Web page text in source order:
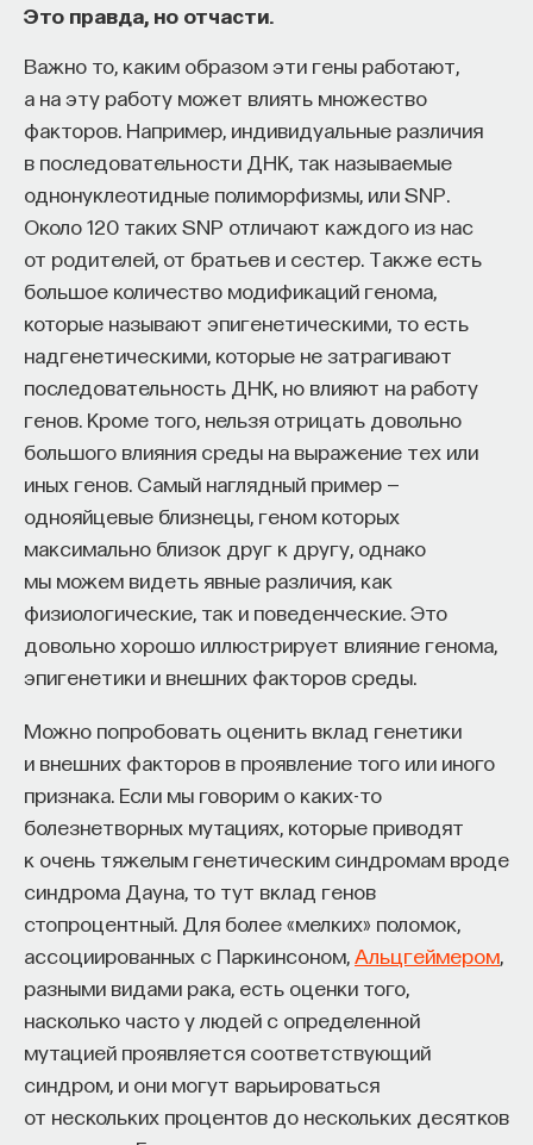
Это правда, но отчасти.
Важно то, каким образом эти гены работают,
а на эту работу может влиять множество
факторов. Например, индивидуальные различия
в последовательности ДНК, так называемые
однонуклеотидные полиморфизмы, или SNP.
Около 120 таких SNP отличают каждого из нас
от родителей, от братьев и сестер. Также есть
большое количество модификаций генома,
которые называют эпигенетическими, то есть
надгенетическими, которые не затрагивают
последовательность ДНК, но влияют на работу
генов. Кроме того, нельзя отрицать довольно
большого влияния среды на выражение тех или
иных генов. Самый наглядный пример —
однояйцевые близнецы, геном которых
максимально близок друг к другу, однако
мы можем видеть явные различия, как
физиологические, так и поведенческие. Это
довольно хорошо иллюстрирует влияние генома,
эпигенетики и внешних факторов среды.
Можно попробовать оценить вклад генетики
и внешних факторов в проявление того или иного
признака. Если мы говорим о каких-то
болезнетворных мутациях, которые приводят
к очень тяжелым генетическим синдромам вроде
синдрома Дауна, то тут вклад генов
стопроцентный. Для более «мелких» поломок,
ассоциированных с Паркинсоном, Альцгеймером
разными видами рака, есть оценки того,
насколько часто у людей с определенной
мутацией проявляется соответствующий
синдром, и они могут варьироваться
от нескольких процентов до нескольких десятков
Внеси свой вклад в дело
просвещения!
ПОДДЕРЖАТЬ ПОСТНАУКУ